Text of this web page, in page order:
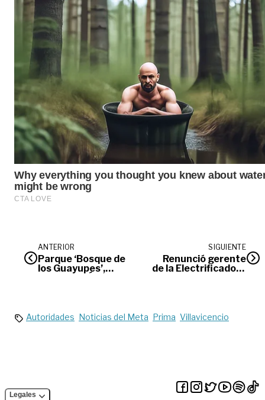
ANTERIOR
Parque ‘Bosque de
los Guayupes’,
SIGUIENTE
Renunció gerente
de la Electrificadora
Autoridades Noticias del Meta Prima Villavicencio
Legales